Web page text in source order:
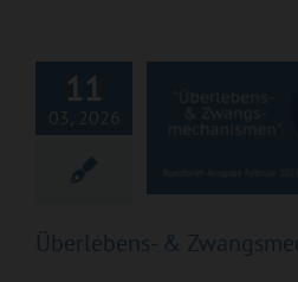
11
03, 2026
Überlebens- &